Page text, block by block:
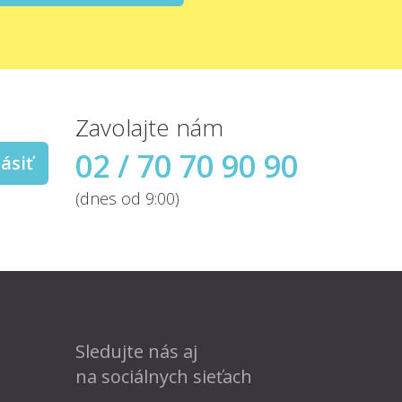
Zavolajte nám
02 / 70 70 90 90
(dnes od 9:00)
Sledujte nás aj
na sociálnych sieťach